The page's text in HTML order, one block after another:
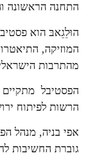
התחנה הראשונה
הוּלֵגֵאבּ הוא
המוזיקה,
מהתרבות
הפסטיבל מתקיים
הרשות לפיתוח
אפי בניה, מנהל
גוברת החשיבות